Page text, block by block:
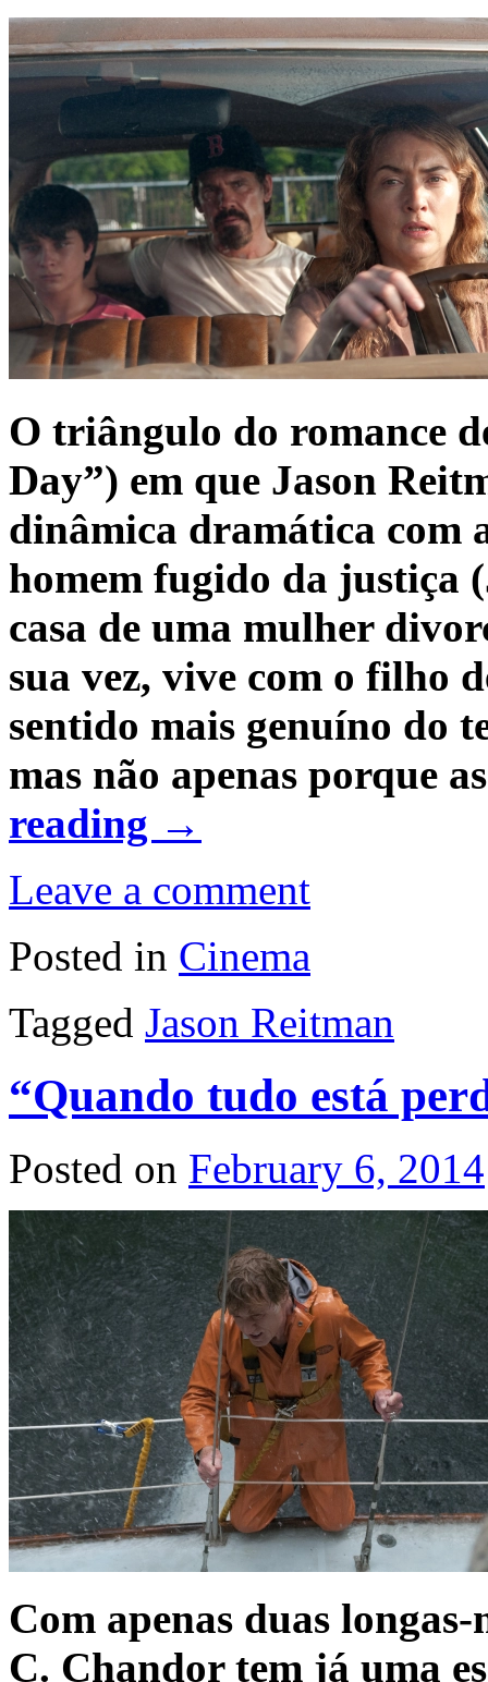
O triângulo do romance
Day”) em que Jason
dinâmica dramática com
homem fugido da justiça
casa de uma mulher
sua vez, vive com o filho
sentido mais genuíno do
mas não apenas porque
reading →
Leave a comment
Posted in Cinema
Tagged Jason Reitman
“Quando tudo está
Posted on February 6, 2014
Com apenas duas
C. Chandor tem já uma